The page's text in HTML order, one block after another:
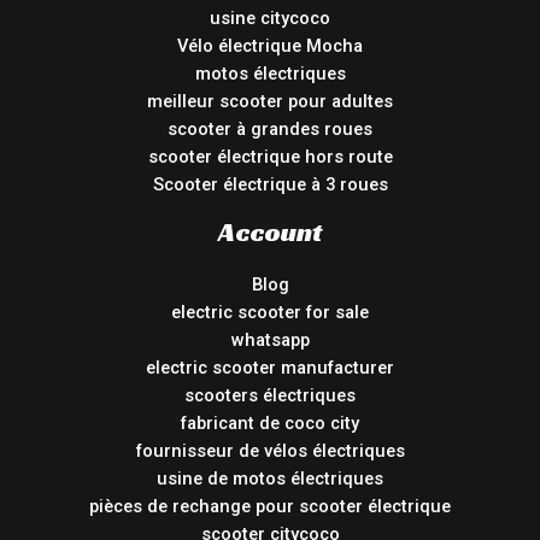
usine citycoco
Vélo électrique Mocha
motos électriques
meilleur scooter pour adultes
scooter à grandes roues
scooter électrique hors route
Scooter électrique à 3 roues
Account
Blog
electric scooter for sale
whatsapp
electric scooter manufacturer
scooters électriques
fabricant de coco city
fournisseur de vélos électriques
usine de motos électriques
pièces de rechange pour scooter électrique
scooter citycoco